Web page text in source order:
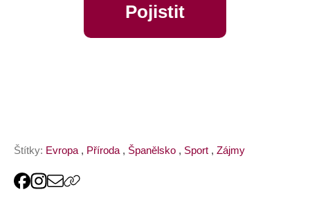
Pojistit
Štítky: Evropa , Příroda , Španělsko , Sport , Zájmy